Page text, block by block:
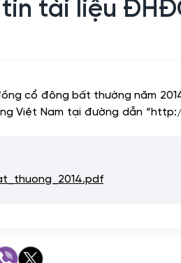
tài liệu
cổ đông bất thường năm
Việt Nam tại đường dẫn